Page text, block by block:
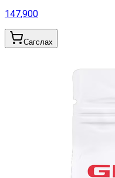
147,900
Сагслах